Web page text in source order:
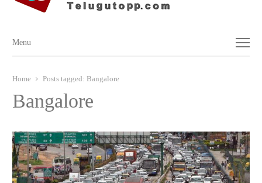
Menu
Menu
Home Posts tagged: Bangalore
Bangalore